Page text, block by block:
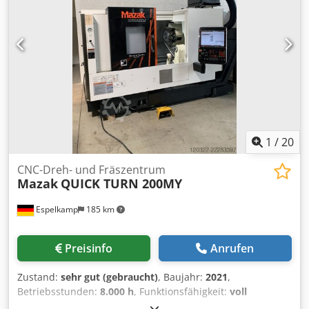
Renishaw Tastsystem Renishaw REVO-2 5-Achsen
Scanningsystem Tasterwechselsystem Renishaw (Preis
REVO ca. € 80.000,-- neu) Software Inspect3D Inca V6 neue
Lizenz(alle Sprachen) Urspruengliches Baujahr 2014,
Modernisiert 2017 und 2025 Dksdpfx Ajdv I Abjgxjr
Eintausch gegen andere CMM möglich
1 /20
Espelkamp 185 km
CNC-Dreh- und Fräszentrum
Mazak QUICK TURN 200MY
Preisinfo Anrufen
Zustand: sehr gut (gebraucht), Baujahr: 2021,
Betriebsstunden: 8.000 h, Funktionsfähigkeit: voll
, Drehdurchmesser: